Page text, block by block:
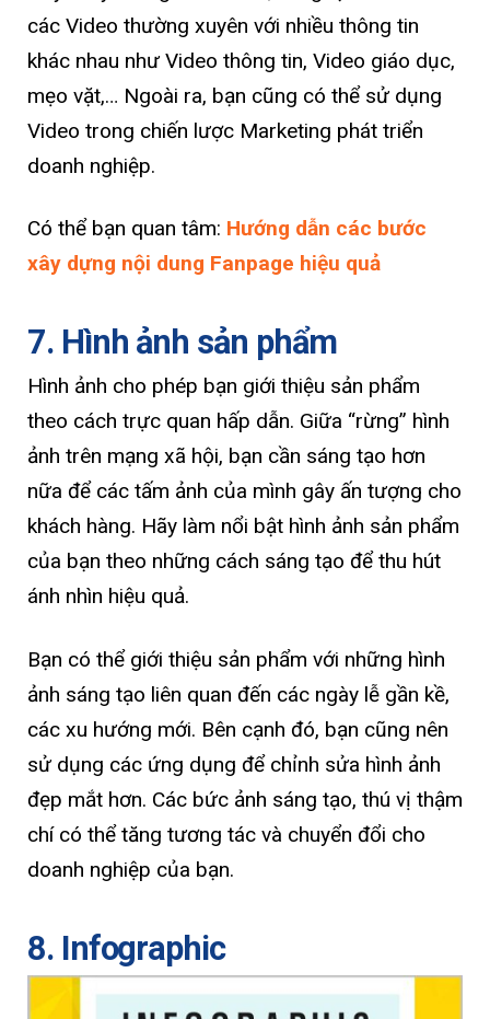
các Video thường xuyên với nhiều thông tin
khác nhau như Video thông tin, Video giáo dục,
mẹo vặt,… Ngoài ra, bạn cũng có thể sử dụng
Video trong chiến lược Marketing phát triển
doanh nghiệp.
Có thể bạn quan tâm: Hướng dẫn các bước
xây dựng nội dung Fanpage hiệu quả
7. Hình ảnh sản phẩm
Hình ảnh cho phép bạn giới thiệu sản phẩm
theo cách trực quan hấp dẫn. Giữa “rừng” hình
ảnh trên mạng xã hội, bạn cần sáng tạo hơn
nữa để các tấm ảnh của mình gây ấn tượng cho
khách hàng. Hãy làm nổi bật hình ảnh sản phẩm
của bạn theo những cách sáng tạo để thu hút
ánh nhìn hiệu quả.
Bạn có thể giới thiệu sản phẩm với những hình
ảnh sáng tạo liên quan đến các ngày lễ gần kề,
các xu hướng mới. Bên cạnh đó, bạn cũng nên
sử dụng các ứng dụng để chỉnh sửa hình ảnh
đẹp mắt hơn. Các bức ảnh sáng tạo, thú vị thậm
chí có thể tăng tương tác và chuyển đổi cho
doanh nghiệp của bạn.
8. Infographic